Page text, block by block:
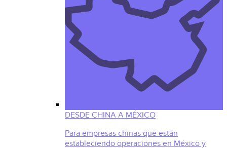
DESDE CHINA A MÉXICO
Para empresas chinas que están
estableciendo operaciones en México y